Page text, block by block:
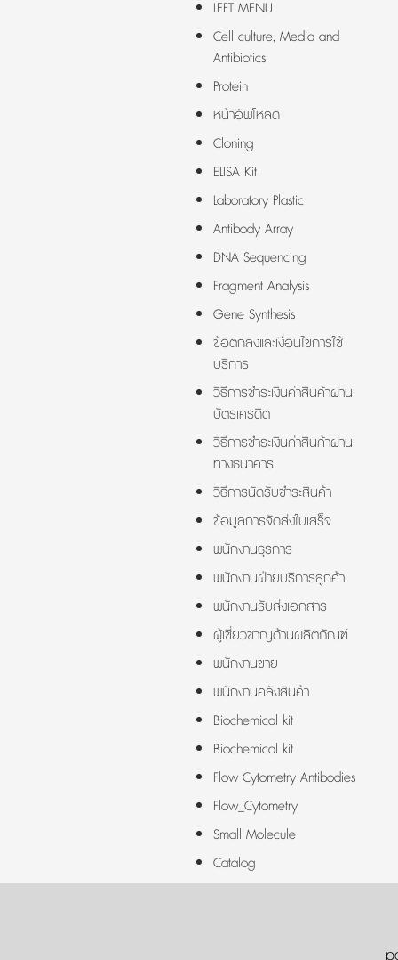
LEFT MENU
Cell culture, Media and
Antibiotics
Protein
หน้าอัพโหลด
Cloning
ELISA Kit
Laboratory Plastic
Antibody Array
DNA Sequencing
Fragment Analysis
Gene Synthesis
ข้อตกลงและเงื่อนไขการใช้
บริการ
วิธีการชำระเงินค่าสินค้าผ่าน
บัตรเครดิต
วิธีการชำระเงินค่าสินค้าผ่าน
ทางธนาคาร
วิธีการนัดรับชำระสินค้า
ข้อมูลการจัดส่งใบเสร็จ
พนักงานธุรการ
พนักงานฝ่ายบริการลูกค้า
พนักงานรับส่งเอกสาร
ผู้เชี่ยวชาญด้านผลิตภัณฑ์
พนักงานขาย
พนักงานคลังสินค้า
Biochemical kit
Biochemical kit
Flow Cytometry Antibodies
Flow_Cytometry
Small Molecule
Catalog